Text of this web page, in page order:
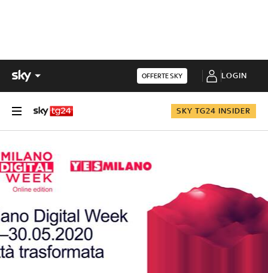
OFFERTE SKY LOGIN
SKY TG24 INSIDER